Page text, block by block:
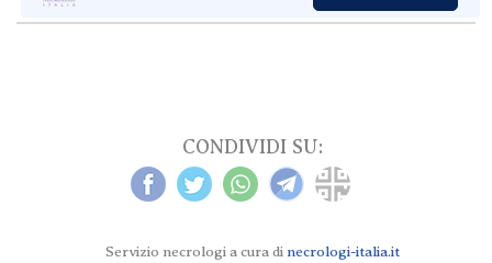
CONDIVIDI SU:
Servizio necrologi a cura di necrologi-italia.it